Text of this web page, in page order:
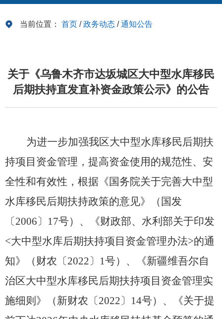
当前位置： 首页 /政务动态 /通知公告
关于《乌鲁木齐市达坂城区大中型水库移民
后期扶持直发直补资金政策公示》的公告
为进一步加强我区大中型水库移民后期扶
持项目资金管理，提高资金使用的规范性、安
全性和有效性，根据《国务院关于完善大中型
水库移民后期扶持政策的意见》
（ 国发
〔2006〕 17号） 、《财政部、水利部关于印发
<大中型水库后期扶持项目资金管理办法>的通
知》
（ 财农〔2022〕 1号） 、《新疆维吾尔自
治区大中型水库移民后期扶持项目资金管理实
施细则》
（新财农〔2022〕 14号） 、《关于提